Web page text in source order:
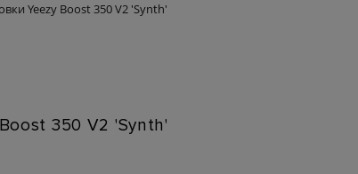
Yeezy Boost 350 V2 'Synth'
350 V2 'Synth'